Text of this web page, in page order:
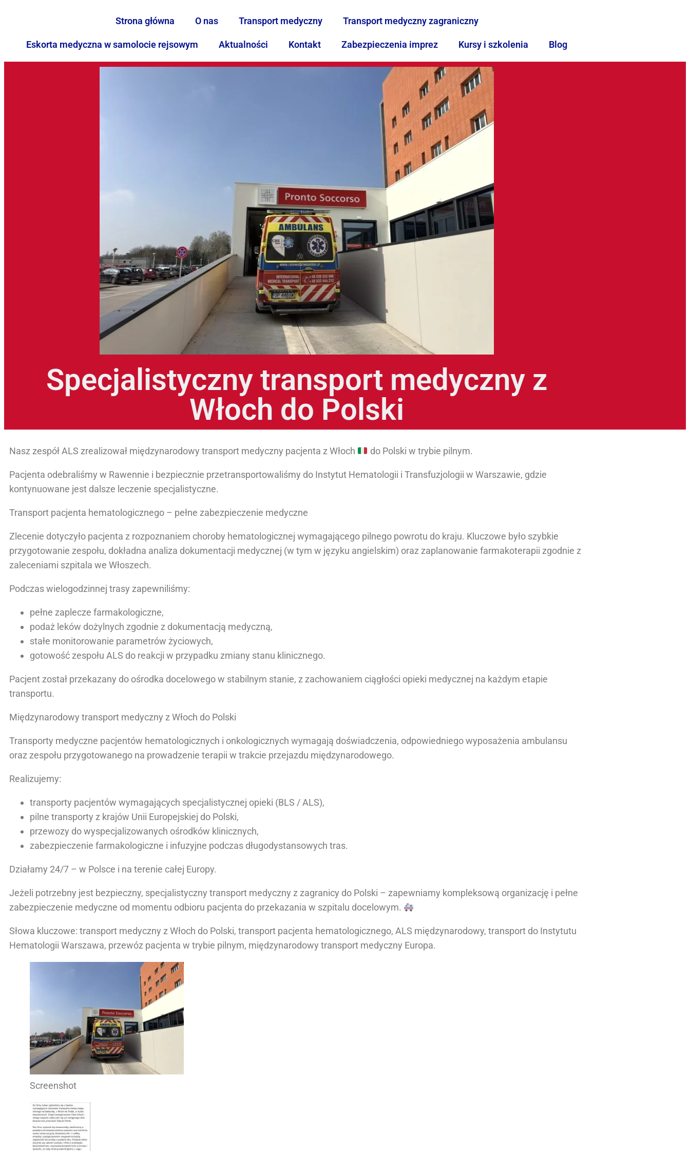
Strona główna O nas Transport medyczny Transport medyczny zagraniczny
Eskorta medyczna w samolocie rejsowym Aktualności Kontakt Zabezpieczenia imprez Kursy i szkolenia Blog
Specjalistyczny transport medyczny z
Włoch do Polski
Nasz zespół ALS zrealizował międzynarodowy transport medyczny pacjenta z Włoch do Polski w trybie pilnym.
Pacjenta odebraliśmy w Rawennie i bezpiecznie przetransportowaliśmy do Instytut Hematologii i Transfuzjologii w Warszawie, gdzie
kontynuowane jest dalsze leczenie specjalistyczne.
Transport pacjenta hematologicznego – pełne zabezpieczenie medyczne
Zlecenie dotyczyło pacjenta z rozpoznaniem choroby hematologicznej wymagającego pilnego powrotu do kraju. Kluczowe było szybkie
przygotowanie zespołu, dokładna analiza dokumentacji medycznej (w tym w języku angielskim) oraz zaplanowanie farmakoterapii zgodnie z
zaleceniami szpitala we Włoszech.
Podczas wielogodzinnej trasy zapewniliśmy:
pełne zaplecze farmakologiczne,
podaż leków dożylnych zgodnie z dokumentacją medyczną,
stałe monitorowanie parametrów życiowych,
gotowość zespołu ALS do reakcji w przypadku zmiany stanu klinicznego.
Pacjent został przekazany do ośrodka docelowego w stabilnym stanie, z zachowaniem ciągłości opieki medycznej na każdym etapie
transportu.
Międzynarodowy transport medyczny z Włoch do Polski
Transporty medyczne pacjentów hematologicznych i onkologicznych wymagają doświadczenia, odpowiedniego wyposażenia ambulansu
oraz zespołu przygotowanego na prowadzenie terapii w trakcie przejazdu międzynarodowego.
Realizujemy:
transporty pacjentów wymagających specjalistycznej opieki (BLS / ALS),
pilne transporty z krajów Unii Europejskiej do Polski,
przewozy do wyspecjalizowanych ośrodków klinicznych,
zabezpieczenie farmakologiczne i infuzyjne podczas długodystansowych tras.
Działamy 24/7 – w Polsce i na terenie całej Europy.
Jeżeli potrzebny jest bezpieczny, specjalistyczny transport medyczny z zagranicy do Polski – zapewniamy kompleksową organizację i pełne
zabezpieczenie medyczne od momentu odbioru pacjenta do przekazania w szpitalu docelowym.
Słowa kluczowe: transport medyczny z Włoch do Polski, transport pacjenta hematologicznego, ALS międzynarodowy, transport do Instytutu
Hematologii Warszawa, przewóz pacjenta w trybie pilnym, międzynarodowy transport medyczny Europa.
Screenshot